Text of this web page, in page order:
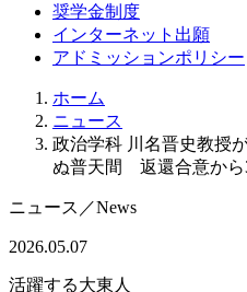
奨学金制度
インターネット出願
アドミッションポリシー
ホーム
ニュース
政治学科 川名晋史教授
ぬ普天間 返還合意から
ニュース ／News
2026.05.07
活躍する大東人